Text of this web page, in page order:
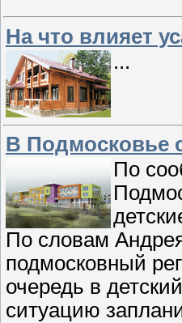
На что влияет
...
В Подмосковье
По
По словам
подмосковный
очередь в
ситуацию